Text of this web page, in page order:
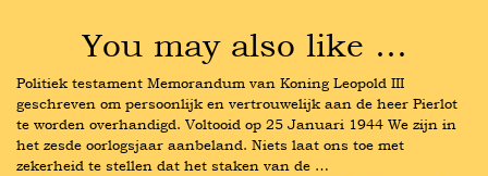
You may also like …
Politiek testament Memorandum van Koning Leopold III
geschreven om persoonlijk en vertrouwelijk aan de heer Pierlot
te worden overhandigd. Voltooid op 25 Januari 1944 We zijn in
het zesde oorlogsjaar aanbeland. Niets laat ons toe met
zekerheid te stellen dat het staken van de …